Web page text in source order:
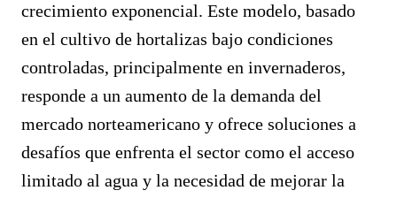
crecimiento exponencial. Este modelo, basado
en el cultivo de hortalizas bajo condiciones
controladas, principalmente en invernaderos,
responde a un aumento de la demanda del
mercado norteamericano y ofrece soluciones a
desafíos que enfrenta el sector como el acceso
limitado al agua y la necesidad de mejorar la